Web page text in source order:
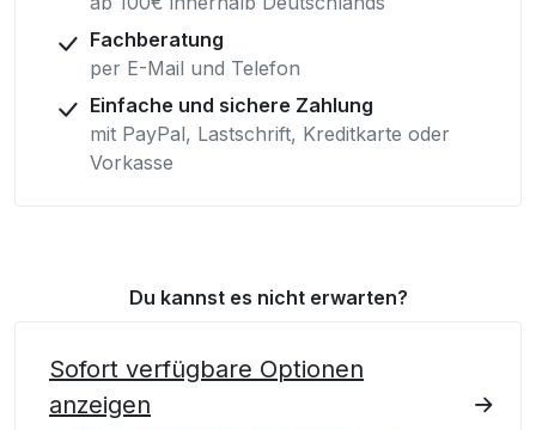
Fachberatung
per E-Mail und Telefon
Einfache und sichere Zahlung
mit PayPal, Lastschrift, Kreditkarte oder
Vorkasse
Du kannst es nicht erwarten?
Sofort verfügbare Optionen
anzeigen